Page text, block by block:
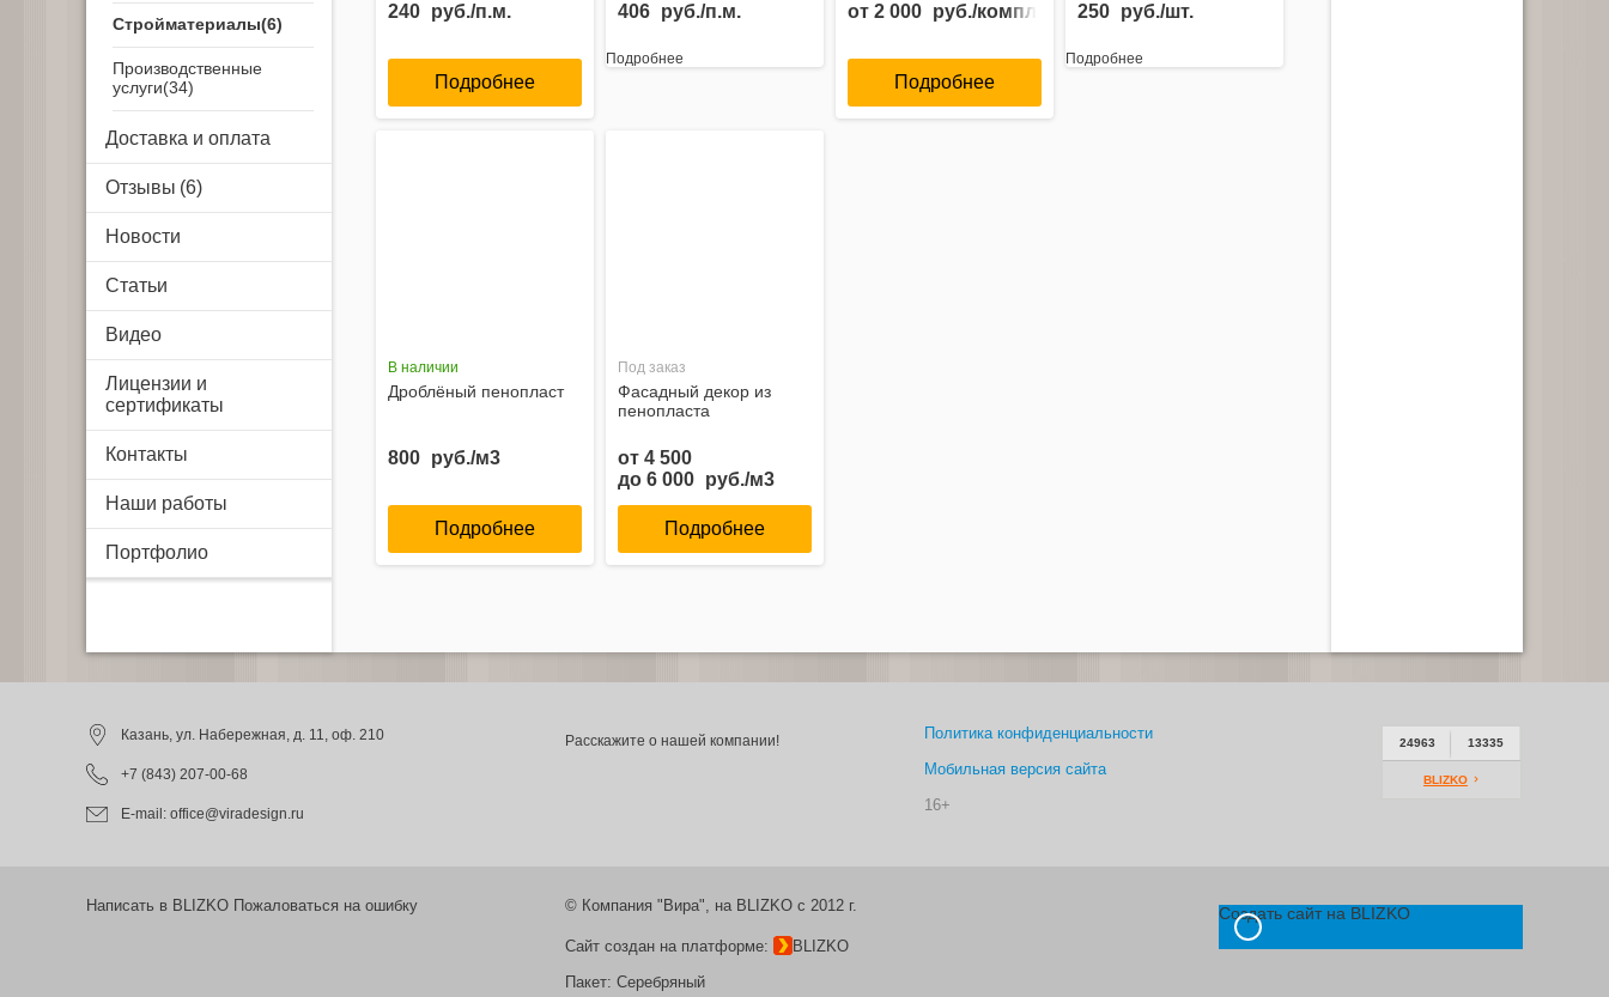
Стройматериалы
Производственные
услуги
Airsystem
Доставка и оплата
Отзывы
Новости
Статьи
Видео
Лицензии и
сертификаты
Контакты
Наши работы
Портфолио
240 руб./п.м.
Подробнее
406 руб./п.м.
Подробнее
от 2 000 руб./комплект
Подробнее
250 руб./шт.
Подробнее
В наличии
Дроблёный пенопласт
800 руб./м3
Подробнее
Под заказ
Фасадный декор из
пенопласта
от 4 500
до 6 000 руб./м3
Подробнее
Казань, ул. Набережная, д. 11, оф. 210
+7 (843) 207-00-68
E-mail: office@viradesign.ru
Расскажите о нашей компании!
Политика конфиденциальности
Мобильная версия сайта
16+
24963 13335
BLIZKO
Написать в BLIZKO Пожаловаться на ошибку © Компания "Вира", на BLIZKO c 2012 г.
Сайт создан на платформе:
BLIZKO
Пакет: Серебряный
Создать сайт на BLIZKO